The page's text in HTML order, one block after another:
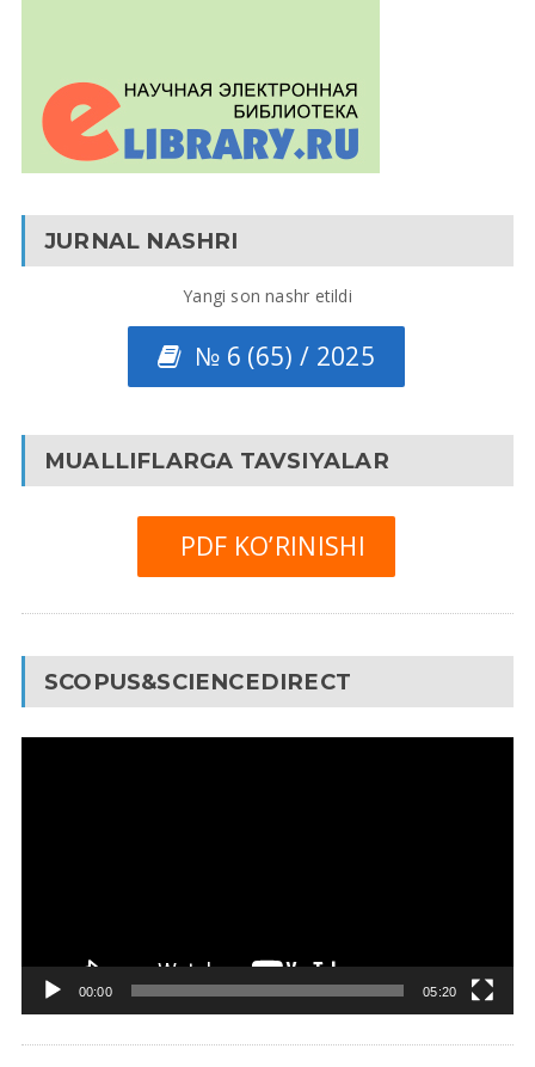
JURNAL NASHRI
Yangi son nashr etildi
№ 6 (65) / 2025
MUALLIFLARGA TAVSIYALAR
PDF KO’RINISHI
SCOPUS&SCIENCEDIRECT
00:00 05:20